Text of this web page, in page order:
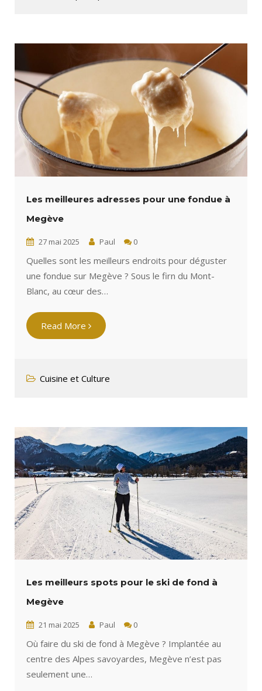
Les meilleures adresses pour une fondue à
Megève
27 mai 2025 Paul 0
Quelles sont les meilleurs endroits pour déguster
une fondue sur Megève ? Sous le firn du Mont-
Blanc, au cœur des…
Read More
Cuisine et Culture
Les meilleurs spots pour le ski de fond à
Megève
21 mai 2025 Paul 0
Où faire du ski de fond à Megève ? Implantée au
centre des Alpes savoyardes, Megève n’est pas
seulement une…